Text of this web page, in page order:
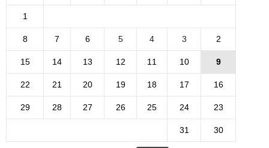
1
2
3
4
5
6
7
8
9
10
11
12
13
14
15
16
17
18
19
20
21
22
23
24
25
26
27
28
29
30
31